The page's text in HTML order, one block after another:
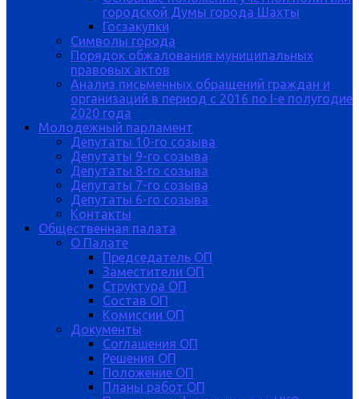
городской Думы города Шахты
Госзакупки
Символы города
Порядок обжалования муниципальных
правовых актов
Анализ письменных обращений граждан и
организаций в период с 2016 по I-е полугодие
2020 года
Молодежный парламент
Депутаты 10-го созыва
Депутаты 9-го созыва
Депутаты 8-го созыва
Депутаты 7-го созыва
Депутаты 6-го созыва
Контакты
Общественная палата
О Палате
Председатель ОП
Заместители ОП
Структура ОП
Состав ОП
Комиссии ОП
Документы
Соглашения ОП
Решения ОП
Положение ОП
Планы работ ОП